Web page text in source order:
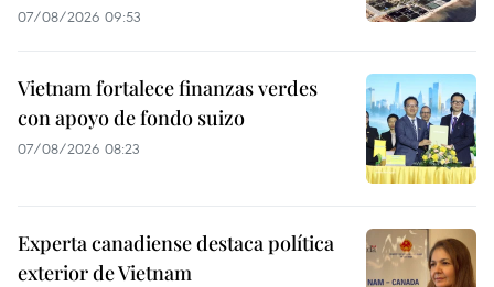
07/08/2026 09:53
Vietnam fortalece finanzas verdes
con apoyo de fondo suizo
07/08/2026 08:23
Experta canadiense destaca política
exterior de Vietnam